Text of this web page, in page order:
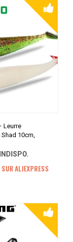
Leurre
10cm,
ALIEXPRESS